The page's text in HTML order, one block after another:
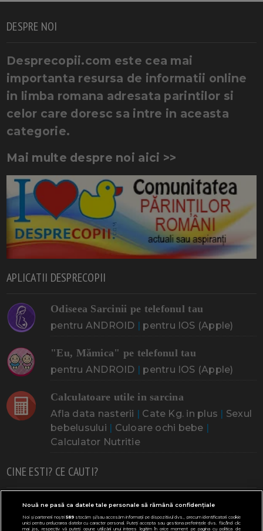
DESPRE NOI
Desprecopii.com este cea mai
importanta resursa de informatii online
in limba romana adresata parintilor si
celor care doresc sa intre in aceasta
categorie.
Mai multe despre noi aici >>
APLICATII DESPRECOPII
Odiseea Sarcinii pe telefonul tau
pentru ANDROID | pentru IOS (Apple)
"Eu, Mămica" pe telefonul tau
pentru ANDROID | pentru IOS (Apple)
Calculatoare utile in sarcina
Afla data nasterii | Cate Kg. in plus | Sexul
bebelusului | Culoare ochi bebe |
Calculator Nutritie
CINE ESTI? CE CAUTI?
Doresc un copil Adoptia Probleme cu sarcina
Urmeaza sa nasc Probleme alaptare Bebe plange
Nouă ne pasă ca datele tale personale să rămână confidențiale
Noi și partenerii noștri589stocăm și/sau accesăm informații pe dispozitivul dvs., precum identificatorii cookie
unici pentru prelucrarea datelor cu caracter personal. Puteți accepta sau gestiona preferințele dvs. făcând clic
mai jos, respectiv vă puteți opune utilizării unui interes legitim în orice moment pe pagina cu politica de